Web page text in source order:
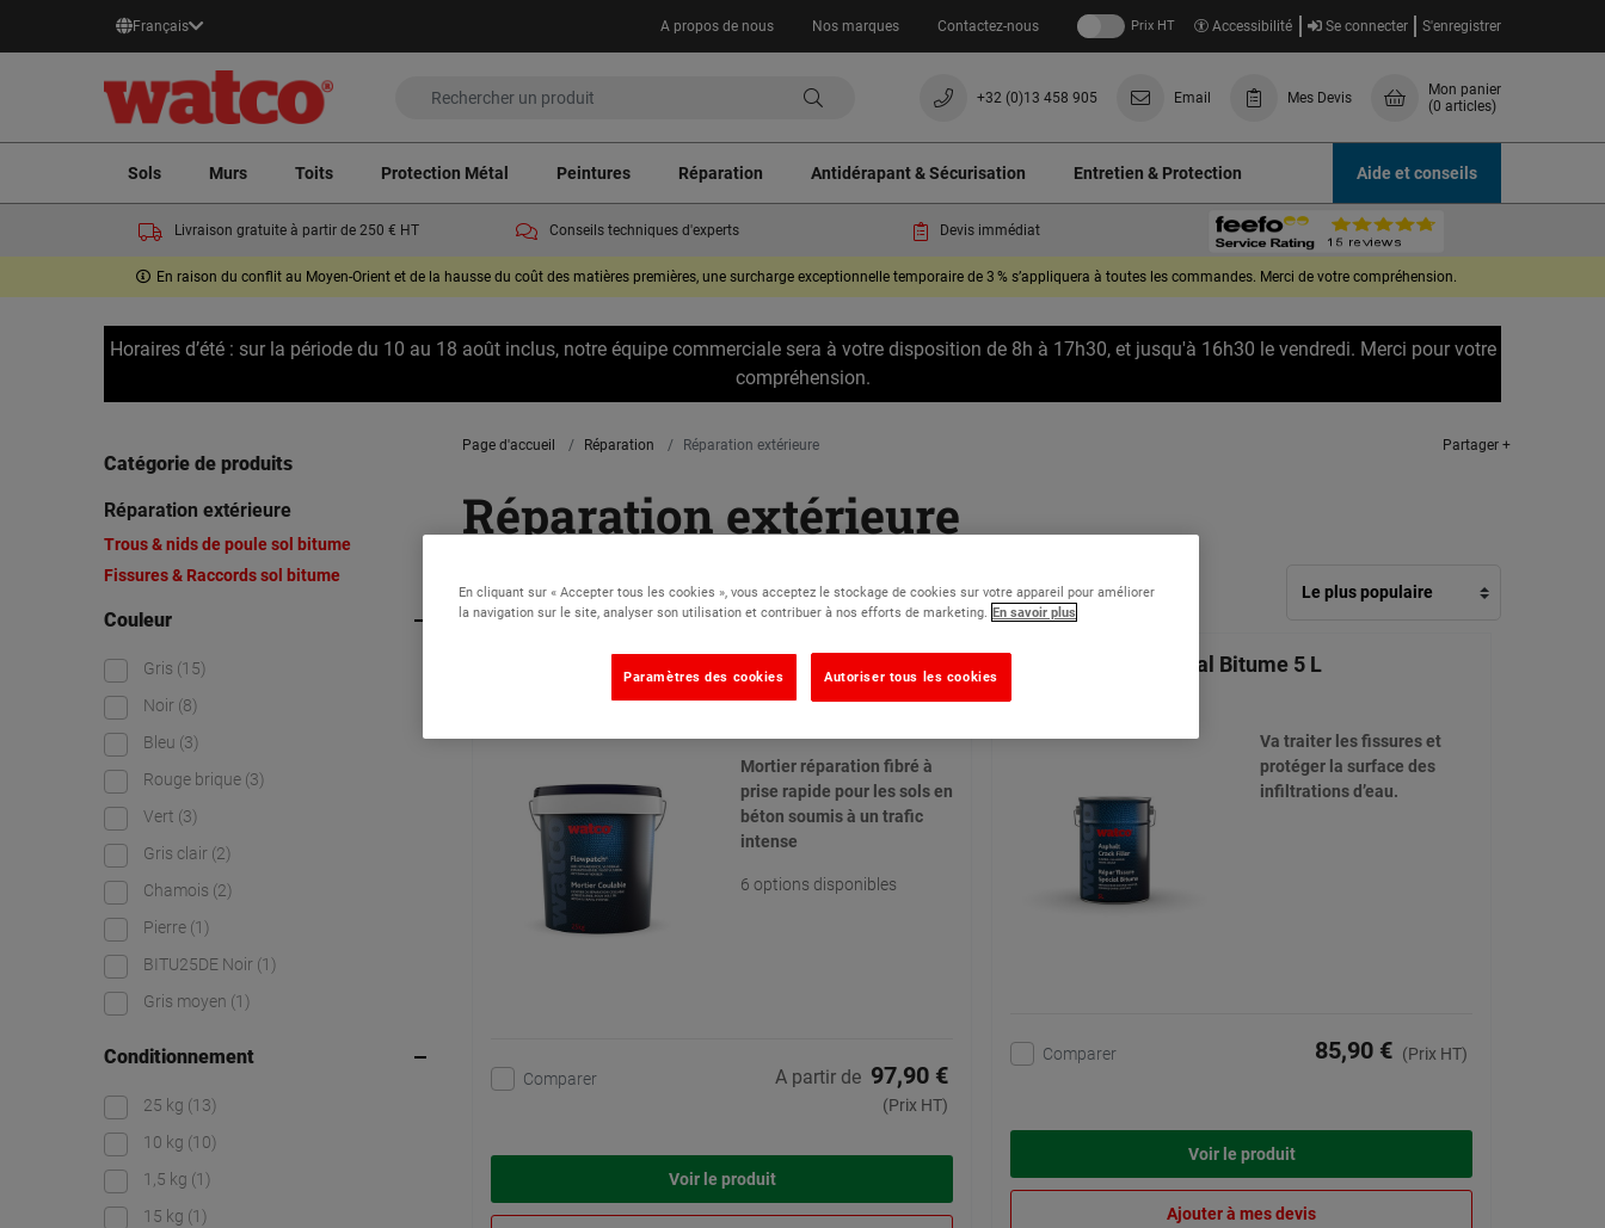
Français A propos de nous Nos marques Contactez-nous Prix HT Accessibilité Se connecter S'enregistrer
+32 (0)13 458 905 Email Mes Devis
Mon panier
(0 articles)
Sols Murs Toits Protection Métal Peintures Réparation Antidérapant & Sécurisation Entretien & Protection Aide et conseils
Livraison gratuite à partir de 250 € HT Conseils techniques d'experts Devis immédiat
En raison du conflit au Moyen-Orient et de la hausse du coût des matières premières, une surcharge exceptionnelle temporaire de 3 % s’appliquera à toutes les commandes. Merci de votre compréhension.
Horaires d’été : sur la période du 10 au 18 août inclus, notre équipe commerciale sera à votre disposition de 8h à 17h30, et jusqu'à 16h30 le vendredi. Merci pour votre
compréhension.
Catégorie de produits
Réparation extérieure
Trous & nids de poule sol bitume
Fissures & Raccords sol bitume
Couleur
Gris (15)
Noir (8)
Bleu (3)
Rouge brique (3)
Vert (3)
Gris clair (2)
Chamois (2)
Pierre (1)
BITU25DE Noir (1)
Gris moyen (1)
Conditionnement
25 kg (13)
10 kg (10)
1,5 kg (1)
15 kg (1)
Page d'accueil Réparation Réparation extérieure Partager +
Réparation extérieure
Mortier réparation fibré à
prise rapide pour les sols en
béton soumis à un trafic
intense
6 options disponibles
Comparer A partir de 97,90 €
(Prix HT)
Voir le produit
Répar'fissure Spécial Bitume 5 L
Va traiter les fissures et
protéger la surface des
infiltrations d’eau.
Comparer 85,90 € (Prix HT)
Voir le produit
Ajouter à mes devis
En cliquant sur « Accepter tous les cookies », vous acceptez le stockage de cookies sur votre appareil pour améliorer
la navigation sur le site, analyser son utilisation et contribuer à nos efforts de marketing. En savoir plus
Autoriser tous les cookies
Paramètres des cookies